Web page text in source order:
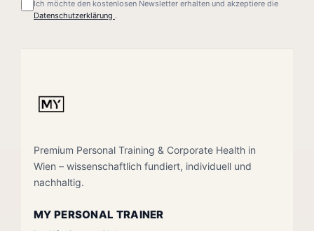
Ich möchte den kostenlosen Newsletter erhalten und akzeptiere die
Datenschutzerklärung .
Premium Personal Training & Corporate Health in
Wien – wissenschaftlich fundiert, individuell und
nachhaltig.
MY PERSONAL TRAINER